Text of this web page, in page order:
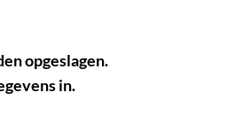
opgeslagen.
in.